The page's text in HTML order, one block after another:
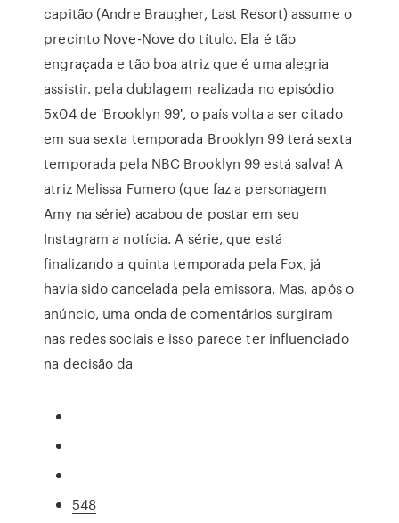
capitão (Andre Braugher, Last Resort) assume o
precinto Nove-Nove do título. Ela é tão
engraçada e tão boa atriz que é uma alegria
assistir. pela dublagem realizada no episódio
5x04 de 'Brooklyn 99', o país volta a ser citado
em sua sexta temporada Brooklyn 99 terá sexta
temporada pela NBC Brooklyn 99 está salva! A
atriz Melissa Fumero (que faz a personagem
Amy na série) acabou de postar em seu
Instagram a notícia. A série, que está
finalizando a quinta temporada pela Fox, já
havia sido cancelada pela emissora. Mas, após o
anúncio, uma onda de comentários surgiram
nas redes sociais e isso parece ter influenciado
na decisão da
548